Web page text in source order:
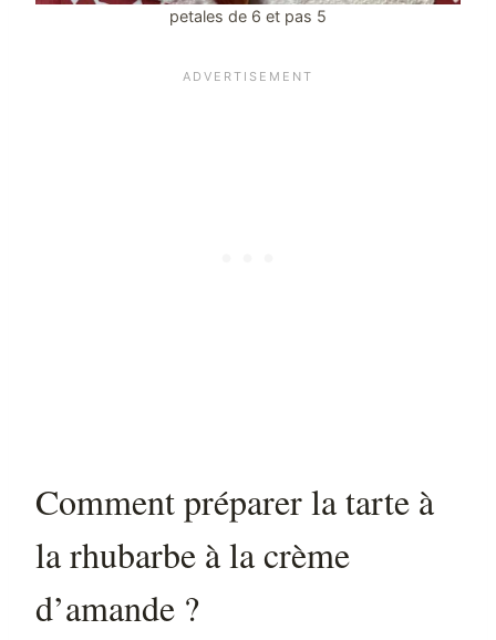
petales de 6 et pas 5
Comment préparer la tarte à
la rhubarbe à la crème
d’amande ?